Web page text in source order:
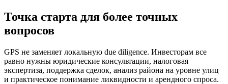
Точка старта для более точных
вопросов
GPS не заменяет локальную due diligence. Инвесторам все
равно нужны юридические консультации, налоговая
экспертиза, поддержка сделок, анализ района на уровне улиц
и практическое понимание ликвидности и арендного спроса.